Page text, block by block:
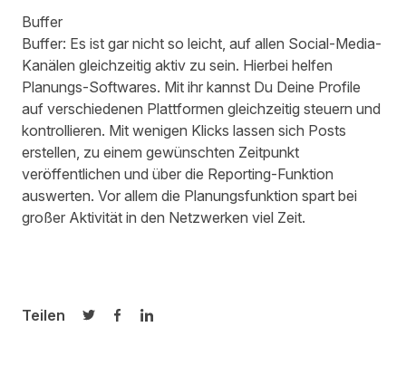
Buffer
Buffer: Es ist gar nicht so leicht, auf allen Social-Media-
Kanälen gleichzeitig aktiv zu sein. Hierbei helfen
Planungs-Softwares. Mit ihr kannst Du Deine Profile
auf verschiedenen Plattformen gleichzeitig steuern und
kontrollieren. Mit wenigen Klicks lassen sich Posts
erstellen, zu einem gewünschten Zeitpunkt
veröffentlichen und über die Reporting-Funktion
auswerten. Vor allem die Planungsfunktion spart bei
großer Aktivität in den Netzwerken viel Zeit.
Teilen
Auf Twitter teilen
Auf Facebook teilen
Auf LinkedIn teilen